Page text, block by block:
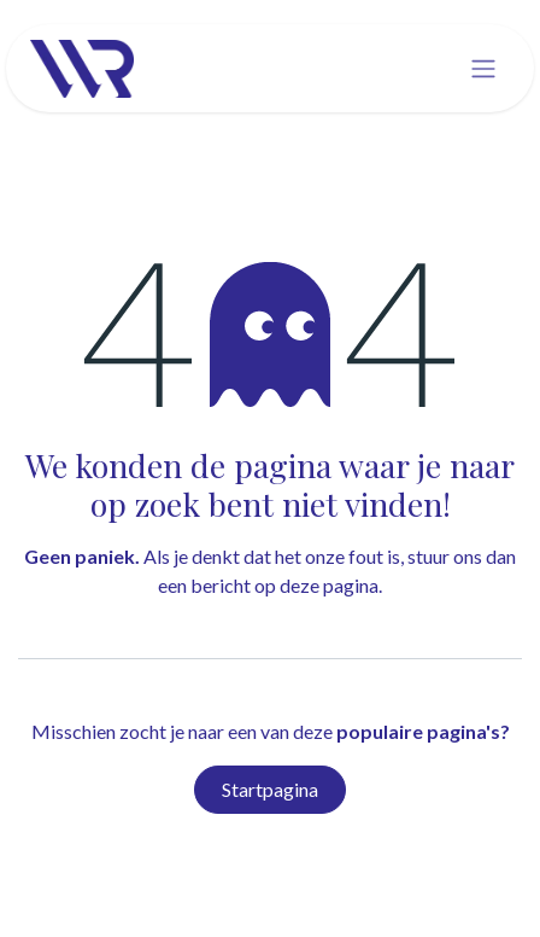
Fout 404
We konden de pagina waar je naar
op zoek bent niet vinden!
Geen paniek. Als je denkt dat het onze fout is, stuur ons dan
een bericht op deze pagina.
Misschien zocht je naar een van deze populaire pagina's?
Startpagina